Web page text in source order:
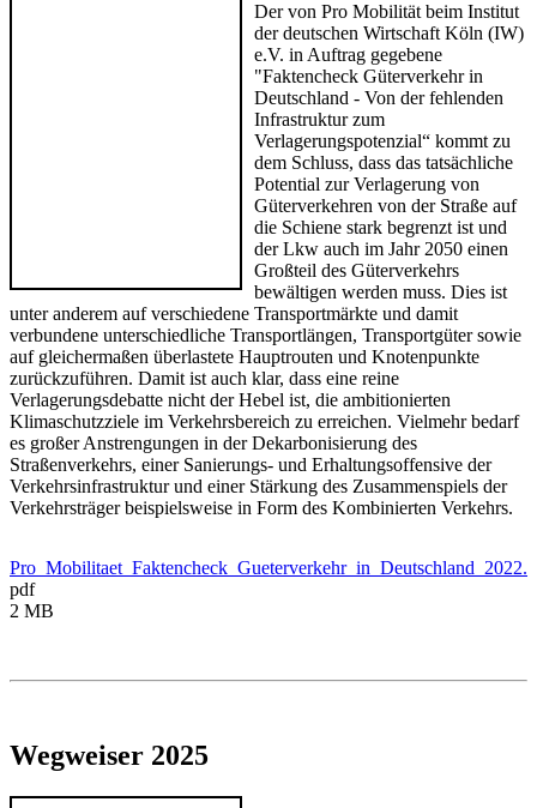
Der von Pro Mobilität beim Institut
der deutschen Wirtschaft Köln (IW)
e.V. in Auftrag gegebene
"Faktencheck Güterverkehr in
Deutschland - Von der fehlenden
Infrastruktur zum
Verlagerungspotenzial“ kommt zu
dem Schluss, dass das tatsächliche
Potential zur Verlagerung von
Güterverkehren von der Straße auf
die Schiene stark begrenzt ist und
der Lkw auch im Jahr 2050 einen
Großteil des Güterverkehrs
bewältigen werden muss. Dies ist
unter anderem auf verschiedene Transportmärkte und damit
verbundene unterschiedliche Transportlängen, Transportgüter sowie
auf gleichermaßen überlastete Hauptrouten und Knotenpunkte
zurückzuführen. Damit ist auch klar, dass eine reine
Verlagerungsdebatte nicht der Hebel ist, die ambitionierten
Klimaschutzziele im Verkehrsbereich zu erreichen. Vielmehr bedarf
es großer Anstrengungen in der Dekarbonisierung des
Straßenverkehrs, einer Sanierungs- und Erhaltungsoffensive der
Verkehrsinfrastruktur und einer Stärkung des Zusammenspiels der
Verkehrsträger beispielsweise in Form des Kombinierten Verkehrs.
pdf
2 MB
Wegweiser 2025